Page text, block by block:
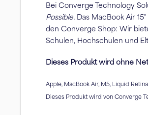
Bei Converge Technology
Possible. Das MacBook Air
den Converge Shop: Wir
Schulen, Hochschulen und
Dieses Produkt wird ohne
Apple, MacBook Air, M5, Liquid
Dieses Produkt wird von Converge